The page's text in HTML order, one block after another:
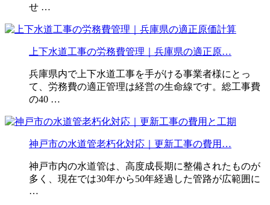
せ …
上下水道工事の労務費管理｜兵庫県の適正原…
兵庫県内で上下水道工事を手がける事業者様にとっ
て、労務費の適正管理は経営の生命線です。総工事費
の40 …
神戸市の水道管老朽化対応｜更新工事の費用…
神戸市内の水道管は、高度成長期に整備されたものが
多く、現在では30年から50年経過した管路が広範囲に
…